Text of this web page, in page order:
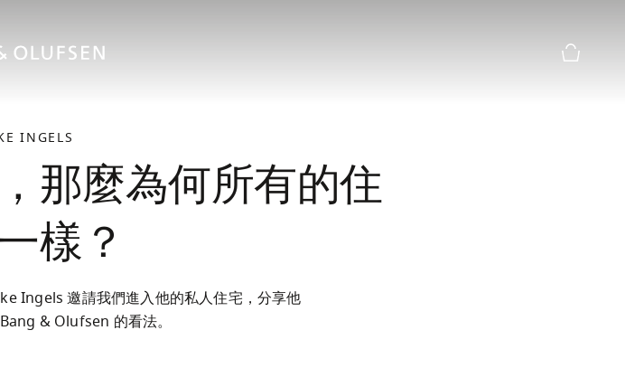
INGELS
那麼為何所有的住
樣？
Ingels 邀請我們進入他的私人住宅，分享他
& Olufsen 的看法。